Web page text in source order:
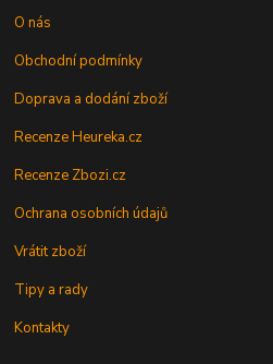
O nás
Obchodní podmínky
Doprava a dodání zboží
Recenze Heureka.cz
Recenze Zbozi.cz
Ochrana osobních údajů
Vrátit zboží
Tipy a rady
Kontakty